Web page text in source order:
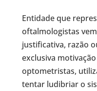
Entidade que
oftalmologistas
justificativa, razão
exclusiva
optometristas,
tentar ludibriar o